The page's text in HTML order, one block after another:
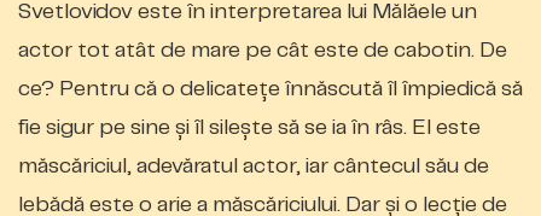
Svetlovidov este în interpretarea lui Mălăele un
actor tot atât de mare pe cât este de cabotin. De
ce? Pentru că o delicateţe înnăscută îl împiedică să
fie sigur pe sine şi îl sileşte să se ia în râs. El este
măscăriciul, adevăratul actor, iar cântecul său de
lebădă este o arie a măscăriciului. Dar şi o lecţie de